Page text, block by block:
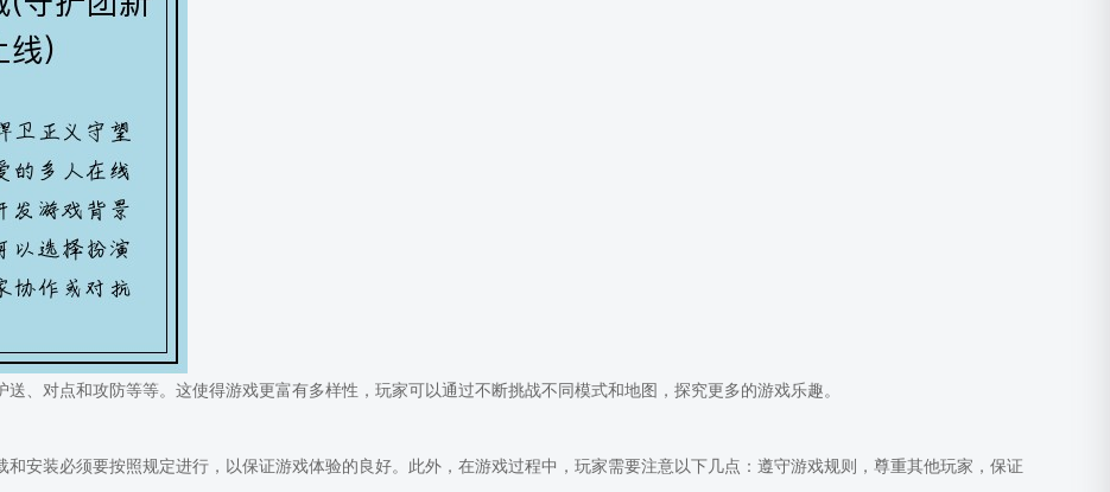
、对点和攻防等等。这使得游戏更富有多样性，玩家可以通过不断挑战不同模式和地图，探究更多的游戏乐趣。
安装必须要按照规定进行，以保证游戏体验的良好。此外，在游戏过程中，玩家需要注意以下几点：遵守游戏规则，尊重其他玩家，保证